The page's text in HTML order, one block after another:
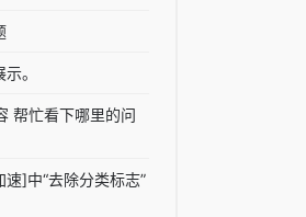
。
帮忙看下哪里的问
]中“去除分类标志”